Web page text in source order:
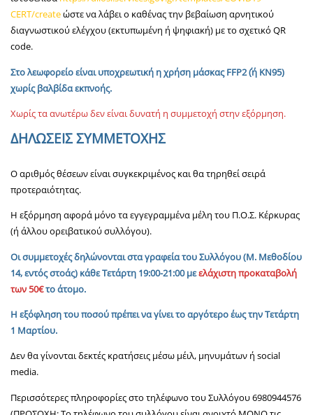
CERT/createώστε να λάβει ο καθένας την βεβαίωση αρνητικού
διαγνωστικού ελέγχου (εκτυπωμένη ή ψηφιακή) με το σχετικό QR
code.
Στο λεωφορείο είναι υποχρεωτική η χρήση μάσκας FFP2 ΄(ή ΚΝ95)
χωρίς βαλβίδα εκπνοής.
Χωρίς τα ανωτέρω δεν είναι δυνατή η συμμετοχή στην εξόρμηση.
ΔΗΛΩΣΕΙΣ ΣΥΜΜΕΤΟΧΗΣ
Ο αριθμός θέσεων είναι συγκεκριμένος και θα τηρηθεί σειρά
προτεραιότητας.
Η εξόρμηση αφορά μόνο τα εγγεγραμμένα μέλη του Π.Ο.Σ. Κέρκυρας
(ή άλλου ορειβατικού συλλόγου).
Οι συμμετοχές δηλώνονται στα γραφεία του Συλλόγου (Μ. Μεθοδίου
14, εντός στοάς) κάθε Τετάρτη 19:00-21:00 μεελάχιστη προκαταβολή
των 50€το άτομο.
Η εξόφληση του ποσού πρέπει να γίνει το αργότερο έως την Τετάρτη
1 Μαρτίου.
Δεν θα γίνονται δεκτές κρατήσεις μέσω μέιλ, μηνυμάτων ή social
media.
Περισσότερες πληροφορίες στο τηλέφωνο του Συλλόγου 6980944576